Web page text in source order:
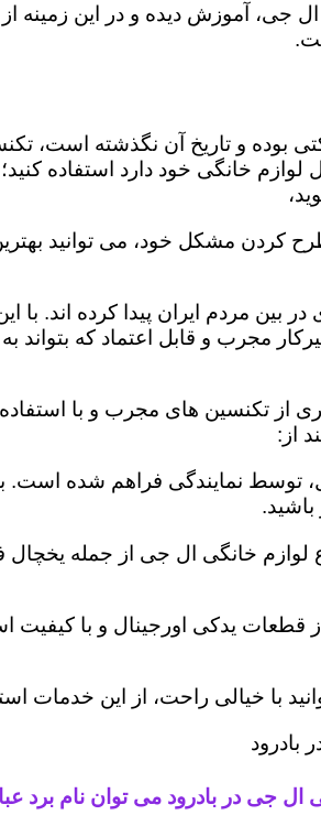
جی، آموزش دیده و در این زمینه
بوده و تاریخ آن نگذشته است،
خانگی خود دارد استفاده
کردن مشکل خود، می توانید
بین مردم ایران پیدا کرده اند.
مجرب و قابل اعتماد که بتواند
از تکنسین های مجرب و با
از:
توسط نمایندگی فراهم شده است.
لوازم خانگی ال جی از جمله
قطعات یدکی اورجینال و با
خیالی راحت، از این خدمات
بادرود
جی در بادرود می توان نام برد